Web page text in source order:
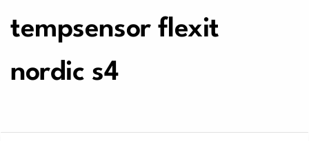
tempsensor flexit
nordic s4